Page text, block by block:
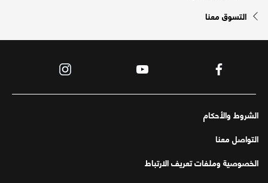
التسوق معنا
الشروط والأحكام
التواصل معنا
الخصوصية وملفات تعريف الارتباط